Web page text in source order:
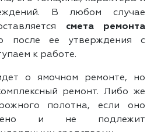
В любом случае
смета ремонта
после ее утверждения с
к работе.
о ямочном ремонте, но
ремонт. Либо же
полотна, если оно
и не подлежит